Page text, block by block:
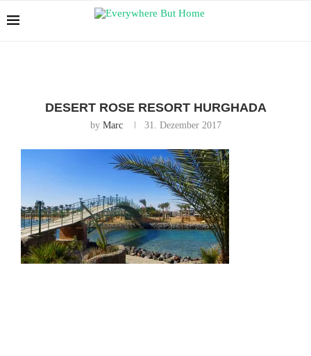
DESERT ROSE RESORT HURGHADA
by Marc 31. Dezember 2017